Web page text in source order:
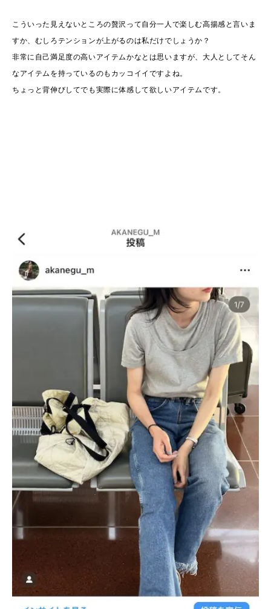
こういった見えないところの贅沢って自分一人で楽しむ高揚感と言いま
すか、むしろテンションが上がるのは私だけでしょうか？
非常に自己満足度の高いアイテムかなとは思いますが、大人としてそん
なアイテムを持っているのもカッコイイですよね。
ちょっと背伸びしてでも実際に体感して欲しいアイテムです。